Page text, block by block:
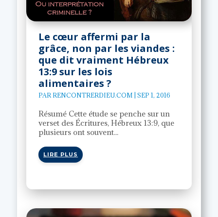
Le cœur affermi par la
grâce, non par les viandes :
que dit vraiment Hébreux
13:9 sur les lois
alimentaires ?
PAR RENCONTRERDIEU.COM |SEP 1, 2016
Résumé Cette étude se penche sur un
verset des Écritures, Hébreux 13:9, que
plusieurs ont souvent...
LIRE PLUS